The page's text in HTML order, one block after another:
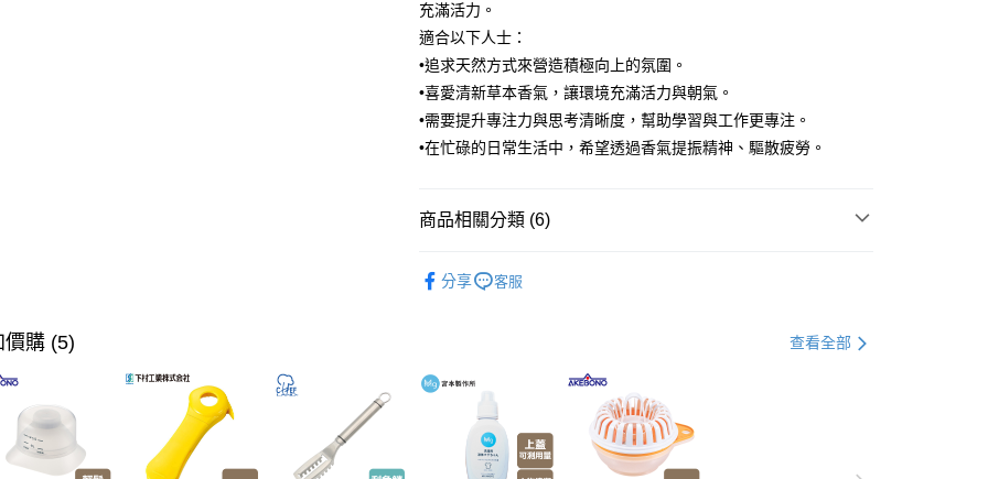
完成交易。
3.實際核准額度、可分期數及費用金額請依後續交易確認頁面所載為準。
消。如遇「轉專審核」未通過狀況，表示未達大哥付你分期系統評分，恕
無法說明評估內容。
【繳款方式說明】
1.分期款項不併入電信帳單，「大哥付你分期」於每月結算日後寄送繳費提
醒簡訊。
【注意事項】
用戶於交易時，得透過本服務購買商品或服務，並由商店將買賣／分期付
款買賣價金債權讓與本公司後，依約使用本公司帳單繳交帳款。
用，由本公司與您本人進行分期帳單所需資料之確認、核對及更正。
運送方式
全家取貨付款
每筆NT$100，滿NT$499(含以上)免運費
付款後全家取貨
每筆NT$100，滿NT$499(含以上)免運費
每筆NT$100，滿NT$499(含以上)免運費
付款後7-11取貨
每筆NT$150，滿NT$299(含以上)免運費
充滿活力。
適合以下人士：
•追求天然方式來營造積極向上的氛圍。
•喜愛清新草本香氣，讓環境充滿活力與朝氣。
•需要提升專注力與思考清晰度，幫助學習與工作更專注。
•在忙碌的日常生活中，希望透過香氣提振精神、驅散疲勞。
商品相關分類 (6)
【🎉歡慶父親節 瘋殺5折up】
家搶購！
【🎉歡慶父親節 瘋殺5折up】 ▶歡慶父親節 ，全館瘋殺5折up
香氛生活美學
分享 客服
價購 (5) 查看全部